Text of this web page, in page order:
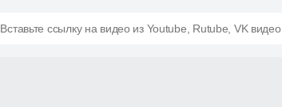
Вставьте ссылку на видео из Youtube, Rutube, VK видео